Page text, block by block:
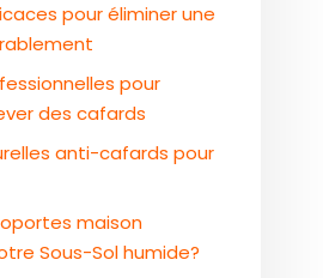
pour éliminer une
pour
des cafards
anti-cafards pour
maison
Sous-Sol humide?